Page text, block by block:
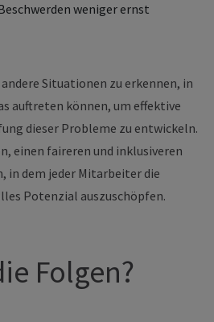
weniger ernst
Situationen zu erkennen, in
auftreten können, um effektive
dieser Probleme zu entwickeln.
einen faireren und inklusiveren
in dem jeder Mitarbeiter die
Potenzial auszuschöpfen.
Folgen?